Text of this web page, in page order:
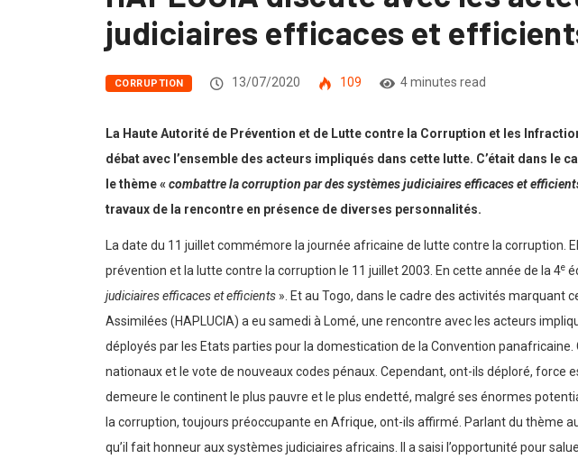
judiciaires efficaces et
CORRUPTION 13/07/2020 109 4 minutes read
La Haute Autorité de Prévention et de Lutte contre la Corruption et les
débat avec l’ensemble des acteurs impliqués dans cette lutte. C’était dans le
le thème «combattre la corruption par des systèmes judiciaires efficaces et
travaux de la rencontre en présence de diverses personnalités.
La date du 11 juillet commémore la journée africaine de lutte contre la corruption.
prévention et la lutte contre la corruption le 11 juillet 2003. En cette année de la 4e
judiciaires efficaces et efficients ». Et au Togo, dans le cadre des activités
Assimilées (HAPLUCIA) a eu samedi à Lomé, une rencontre avec les acteurs
déployés par les Etats parties pour la domestication de la Convention
nationaux et le vote de nouveaux codes pénaux. Cependant, ont-ils déploré, force
demeure le continent le plus pauvre et le plus endetté, malgré ses énormes
la corruption, toujours préoccupante en Afrique, ont-ils affirmé. Parlant du thème
qu’il fait honneur aux systèmes judiciaires africains. Il a saisi l’opportunité pour